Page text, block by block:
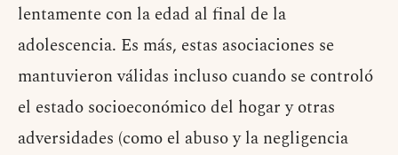
lentamente con la edad al final de la
adolescencia. Es más, estas asociaciones se
mantuvieron válidas incluso cuando se controló
el estado socioeconómico del hogar y otras
adversidades (como el abuso y la negligencia